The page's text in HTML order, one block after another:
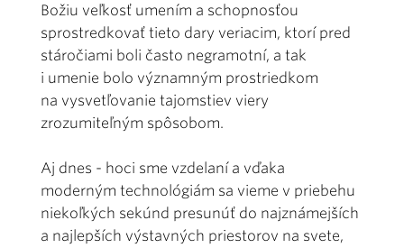
Božiu veľkosť umením a schopnosťou
sprostredkovať tieto dary veriacim, ktorí pred
stáročiami boli často negramotní, a tak
i umenie bolo významným prostriedkom
na vysvetľovanie tajomstiev viery
zrozumiteľným spôsobom.
Aj dnes - hoci sme vzdelaní a vďaka
moderným technológiám sa vieme v priebehu
niekoľkých sekúnd presunúť do najznámejších
a najlepších výstavných priestorov na svete,